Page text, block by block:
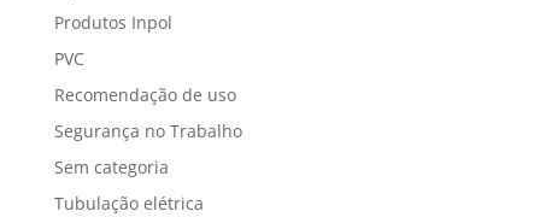
Produtos Inpol
PVC
Recomendação de uso
Segurança no Trabalho
Sem categoria
Tubulação elétrica